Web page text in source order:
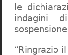
le
indagini
“Ringrazio